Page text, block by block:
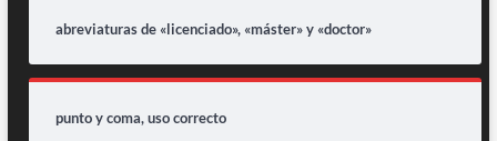
abreviaturas de «licenciado», «máster» y «doctor»
punto y coma, uso correcto